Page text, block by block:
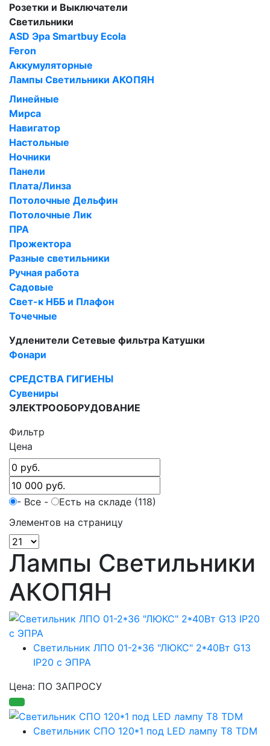
Розетки и Выключатели
Светильники
ASD Эра Smartbuy Ecola
Feron
Аккумуляторные
Лампы Светильники АКОПЯН
Линейные
Мирса
Навигатор
Настольные
Ночники
Панели
Плата/Линза
Потолочные Дельфин
Потолочные Лик
ПРА
Прожектора
Разные светильники
Ручная работа
Садовые
Свет-к НББ и Плафон
Точечные
Удленители Cетевые фильтра Катушки
Фонари
СРЕДСТВА ГИГИЕНЫ
Сувениры
ЭЛЕКТРООБОРУДОВАНИЕ
Фильтр
Цена
- Все -
Есть на складе (118)
Элементов на страницу
Лампы Светильники
АКОПЯН
Светильник ЛПО 01-2*36 "ЛЮКС" 2*40Вт G13
IP20 с ЭПРА
Цена: ПО ЗАПРОСУ
Светильник СПО 120*1 под LED лампу Т8 TDM